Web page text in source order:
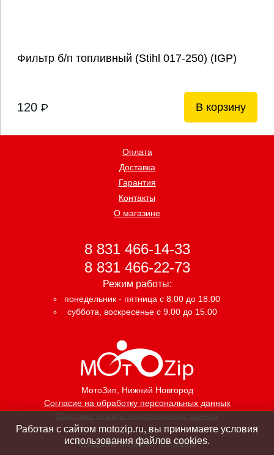
Фильтр б/п топливный (Stihl 017-250) (IGP)
120 P В корзину
МотоЗип, Нижний Новгород
Согласие на обработку персональных данных
Политика защиты персональных данных
Оплата
Доставка
Гарантия
Контакты
О магазине
8 831 466-14-33
8 831 466-22-73
Режим работы:
понедельник - пятница с 8.00 до 18.00
суббота, воскресенье с 9.00 до 15.00
Создание интернет магазина
Работая с сайтом motozip.ru, вы принимаете условия
использования файлов cookies.